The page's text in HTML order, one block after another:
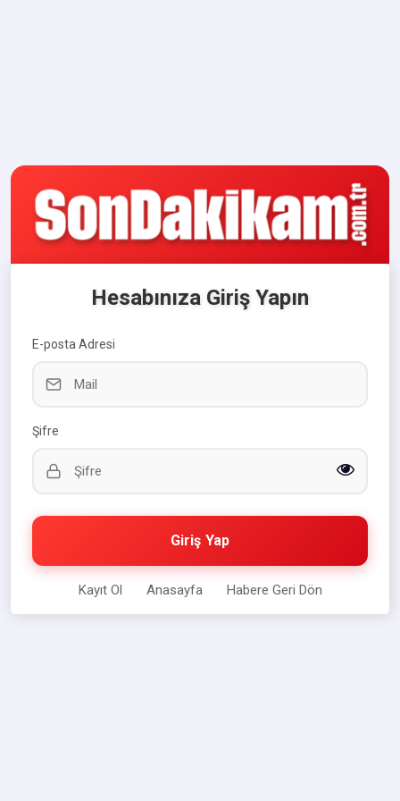
Hesabınıza Giriş Yapın
E-posta Adresi
Şifre
Giriş Yap
Kayıt Ol Anasayfa Habere Geri Dön